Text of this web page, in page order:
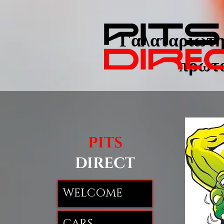
PITS
DIRECT
WELCOME